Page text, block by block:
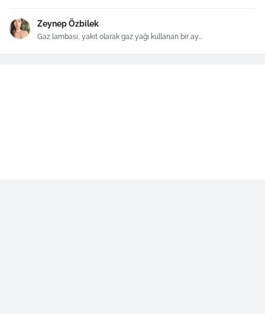
Zeynep Özbilek
Gaz lambası, yakıt olarak gaz yağı kullanan bir ay...